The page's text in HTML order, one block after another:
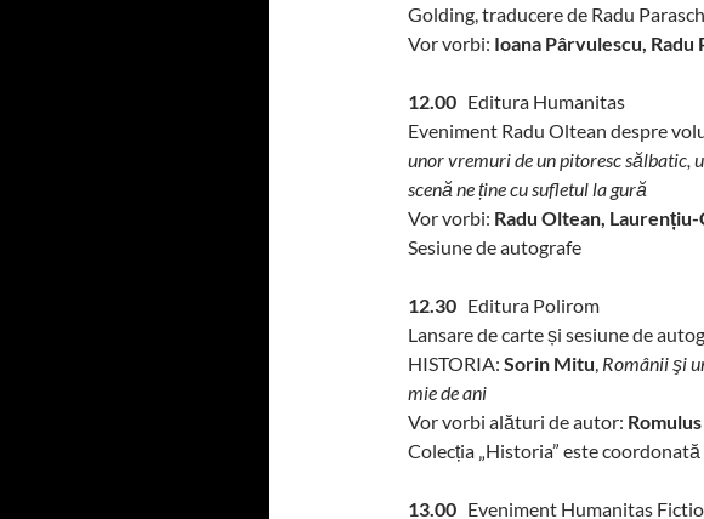
Golding, traducere de Radu
Vor vorbi: Ioana Pârvulescu, Radu
12.00 Editura Humanitas
Eveniment Radu Oltean despre
unor vremuri de un pitoresc sălbatic,
scenă ne ține cu sufletul la gură
Vor vorbi: Radu Oltean,
Sesiune de autografe
12.30 Editura Polirom
Lansare de carte și sesiune de
HISTORIA: Sorin Mitu, Românii şi
mie de ani
Vor vorbi alături de autor:
Colecția „Historia” este
13.00 Eveniment Humanitas